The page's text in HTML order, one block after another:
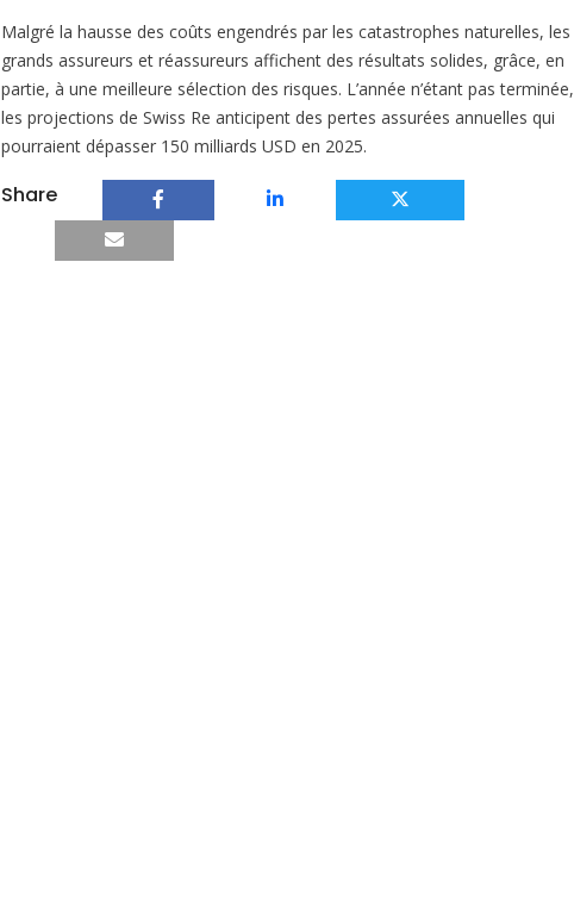
Malgré la hausse des coûts engendrés par les catastrophes naturelles, les
grands assureurs et réassureurs affichent des résultats solides, grâce, en
partie, à une meilleure sélection des risques. L’année n’étant pas terminée,
les projections de Swiss Re anticipent des pertes assurées annuelles qui
pourraient dépasser 150 milliards USD en 2025.
Share